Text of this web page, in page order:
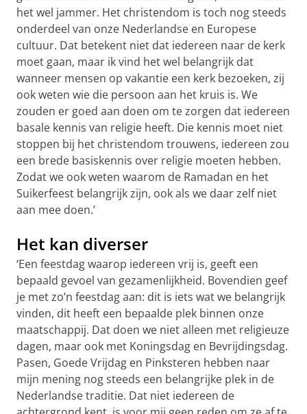
het wel jammer. Het christendom is toch nog steeds
onderdeel van onze Nederlandse en Europese
cultuur. Dat betekent niet dat iedereen naar de kerk
moet gaan, maar ik vind het wel belangrijk dat
wanneer mensen op vakantie een kerk bezoeken, zij
ook weten wie die persoon aan het kruis is. We
zouden er goed aan doen om te zorgen dat iedereen
basale kennis van religie heeft. Die kennis moet niet
stoppen bij het christendom trouwens, iedereen zou
een brede basiskennis over religie moeten hebben.
Zodat we ook weten waarom de Ramadan en het
Suikerfeest belangrijk zijn, ook als we daar zelf niet
aan mee doen.’
Het kan diverser
‘Een feestdag waarop iedereen vrij is, geeft een
bepaald gevoel van gezamenlijkheid. Bovendien geef
je met zo’n feestdag aan: dit is iets wat we belangrijk
vinden, dit heeft een bepaalde plek binnen onze
maatschappij. Dat doen we niet alleen met religieuze
dagen, maar ook met Koningsdag en Bevrijdingsdag.
Pasen, Goede Vrijdag en Pinksteren hebben naar
mijn mening nog steeds een belangrijke plek in de
Nederlandse traditie. Dat niet iedereen de